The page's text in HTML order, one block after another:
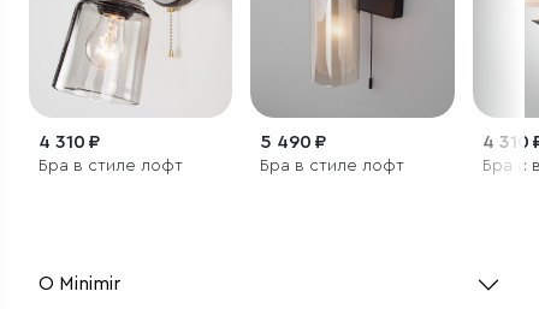
4 310 ₽
Бра в стиле лофт
5 490 ₽
Бра в стиле лофт
4 310
Бра с
О Minimir